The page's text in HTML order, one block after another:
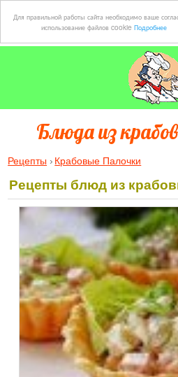
Для правильной работы сайта необходимо ваше
использование файлов cookie Подробнее
Блюда из
Рецепты Крабовые Палочки
Рецепты блюд из